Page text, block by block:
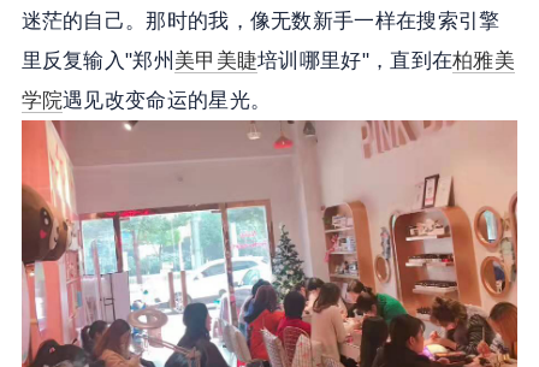
迷茫的自己。那时的我，像无数新手一样在搜索引擎
里反复输入"郑州 美甲美睫培训哪里好"，直到在柏雅美
学院遇见改变命运的星光。